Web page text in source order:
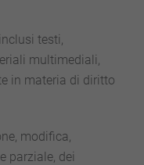
testi,
multimediali,
in materia di diritto
modifica,
parziale, dei